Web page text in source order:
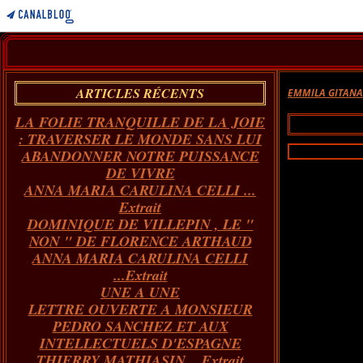
ARTICLES RÉCENTS
LA FOLIE TRANQUILLE DE LA JOIE
: TRAVERSER LE MONDE SANS LUI
ABANDONNER NOTRE PUISSANCE
DE VIVRE
ANNA MARIA CARULINA CELLI ...
Extrait
DOMINIQUE DE VILLEPIN , LE "
NON " DE FLORENCE ARTHAUD
ANNA MARIA CARULINA CELLI
...Extrait
UNE A UNE
LETTRE OUVERTE A MONSIEUR
PEDRO SANCHEZ ET AUX
INTELLECTUELS D'ESPAGNE
EMMILA GITANA